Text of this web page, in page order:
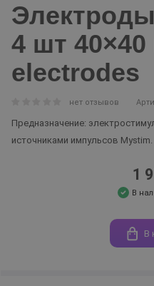
Электроды
4 шт
electrodes
нет отзывов
Предназначение:
источниками импульсов Mystim.
1
В
В